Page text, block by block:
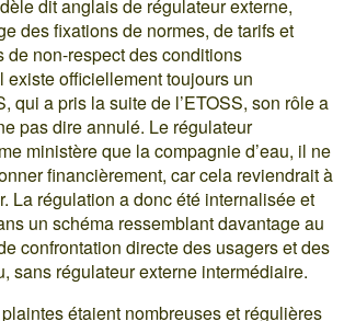
dit anglais de régulateur externe,
des fixations de normes, de tarifs et
de non-respect des conditions
existe officiellement toujours un
qui a pris la suite de l’ETOSS, son rôle a
pas dire annulé. Le régulateur
ministère que la compagnie d’eau, il ne
financièrement, car cela reviendrait à
La régulation a donc été internalisée et
un schéma ressemblant davantage au
confrontation directe des usagers et des
sans régulateur externe intermédiaire.
étaient nombreuses et régulières